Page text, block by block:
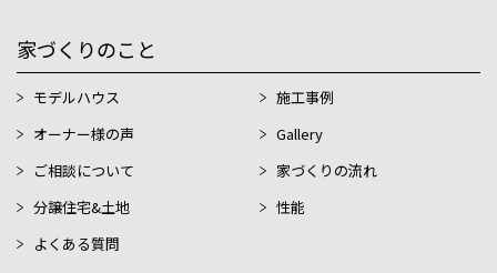
家づくりのこと
モデルハウス
施工事例
オーナー様の声
Gallery
ご相談について
家づくりの流れ
分譲住宅&土地
性能
よくある質問